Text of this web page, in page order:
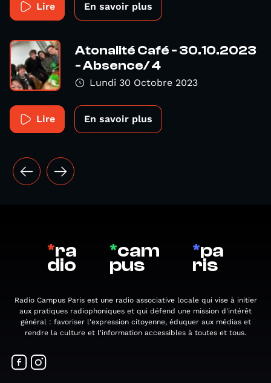
Lire En savoir plus
Atonalité Café - 30.10.2023
- Absence/ 4
Lundi 30 Octobre 2023
Lire En savoir plus
*ra
dio
*cam
pus
*pa
ris
Radio Campus Paris est une radio associative locale qui vise à initier
aux pratiques radiophoniques et qui défend une mission d'intérêt
général : favoriser l'expression citoyenne, éduquer aux médias et
rendre la culture et l'information accessibles à toutes et tous.